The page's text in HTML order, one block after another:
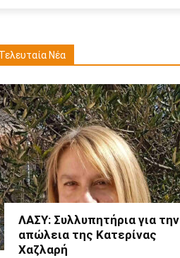
Τελευταία Νέα
ΛΑΣΥ: Συλλυπητήρια για την
απώλεια της Κατερίνας
Χαζλαρή